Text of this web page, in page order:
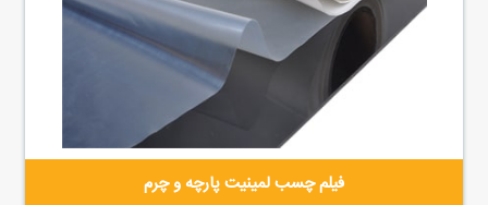
فیلم چسب لمینیت پارچه و چرم